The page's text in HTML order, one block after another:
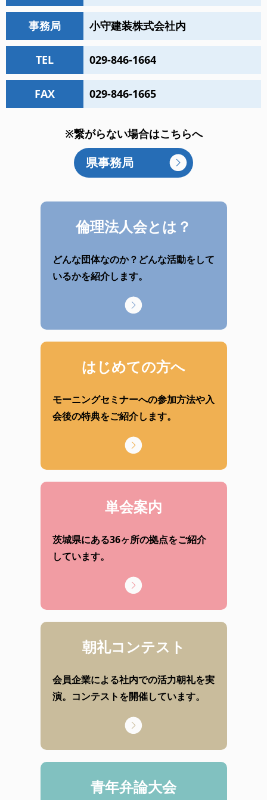
事務局 小守建装株式会社内
TEL 029-846-1664
FAX 029-846-1665
※繋がらない場合はこちらへ
県事務局
倫理法人会とは？
どんな団体なのか？どんな活動をして
いるかを紹介します。
はじめての方へ
モーニングセミナーへの参加方法や入
会後の特典をご紹介します。
単会案内
茨城県にある36ヶ所の拠点をご紹介
しています。
朝礼コンテスト
会員企業による社内での活力朝礼を実
演。コンテストを開催しています。
青年弁論大会